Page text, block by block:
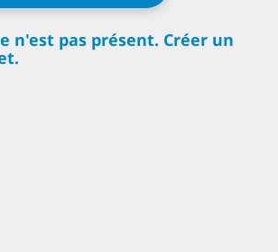
n'est pas présent. Créer un